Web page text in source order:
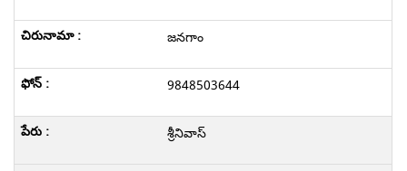
జనగాం
9848503644
శ్రీనివాస్